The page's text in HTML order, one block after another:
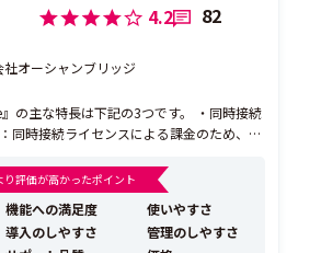
4.2 82
社オーシャンブリッジ
』の主な特長は下記の3つです。 ・同時接続
同時接続ライセンスによる課金のため、今
できます。 また、オペレーターや接続先コ
台数の制限はなく無制限で登録できるた
め、簡単で気軽に運用ができます。 ・「...
り評価が高かったポイント
機能への満足度
使いやすさ
導入のしやすさ
管理のしやすさ